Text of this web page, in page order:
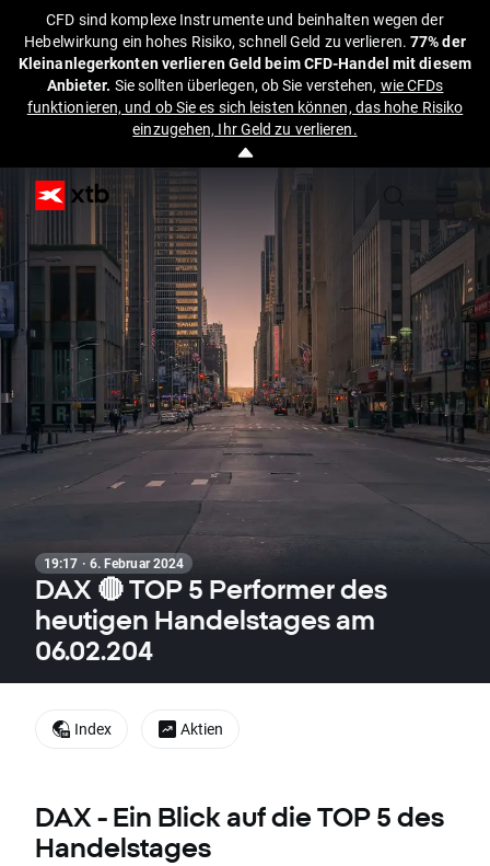
CFD sind komplexe Instrumente und beinhalten wegen der
Hebelwirkung ein hohes Risiko, schnell Geld zu verlieren.77% der
Kleinanlegerkonten verlieren Geld beim CFD-Handel mit diesem
Anbieter. Sie sollten überlegen, ob Sie verstehen, wie CFDs
funktionieren, und ob Sie es sich leisten können, das hohe Risiko
einzugehen, Ihr Geld zu verlieren.
19:17 · 6. Februar 2024
DAX 🔴 TOP 5 Performer des
heutigen Handelstages am
06.02.204
DAX - Ein Blick auf die TOP 5 des
Handelstages
Index Aktien